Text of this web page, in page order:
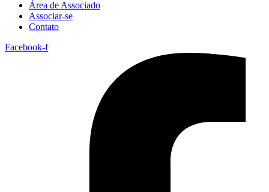
Área de Associado
Associar-se
Contato
Facebook-f